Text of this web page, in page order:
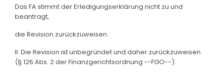
Das FA stimmt der Erledigungserklärung nicht zu und
beantragt,
die Revision zurückzuweisen.
II. Die Revision ist unbegründet und daher zurückzuweisen
(§ 126 Abs. 2 der Finanzgerichtsordnung --FGO--).